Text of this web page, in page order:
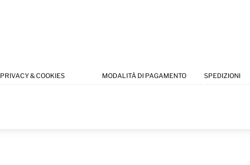
PRIVACY & COOKIES MODALITÀ DI PAGAMENTO SPEDIZIONI